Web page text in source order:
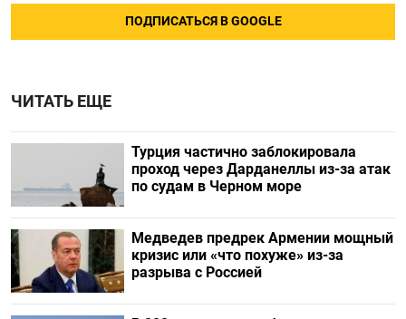
ПОДПИСАТЬСЯ В GOOGLE
ЧИТАТЬ ЕЩЕ
Турция частично заблокировала
проход через Дарданеллы из-за атак
по судам в Черном море
Медведев предрек Армении мощный
кризис или «что похуже» из-за
разрыва с Россией